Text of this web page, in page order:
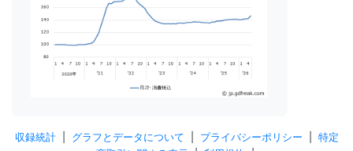
収録統計| グラフとデータについて プライバシーポリシー
特定